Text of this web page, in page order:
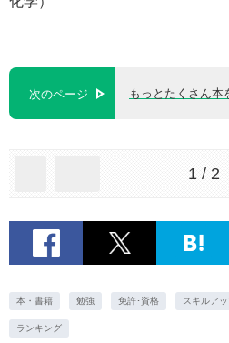
次のページ もっとたくさん本
1 / 2
本・書籍 勉強 免許･資格 スキルア
ランキング